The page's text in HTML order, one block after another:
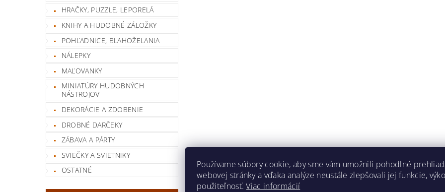
HRAČKY, PUZZLE, LEPORELÁ
KNIHY A HUDOBNÉ ZÁLOŽKY
POHĽADNICE, BLAHOŽELANIA
NÁLEPKY
MAĽOVANKY
MINIATÚRY HUDOBNÝCH
NÁSTROJOV
DEKORÁCIE A ZDOBENIE
DROBNÉ DARČEKY
ZÁBAVA A PÁRTY
SVIEČKY A SVIETNIKY
OSTATNÉ
Používame súbory cookie, aby sme vám umožnili pohodlné
webovej stránky a vďaka analýze neustále zlepšovali jej funkcie,
použiteľnosť.Viac informácií